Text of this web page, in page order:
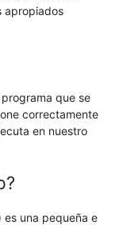
apropiados
que se
correctamente
en nuestro
una pequeña e